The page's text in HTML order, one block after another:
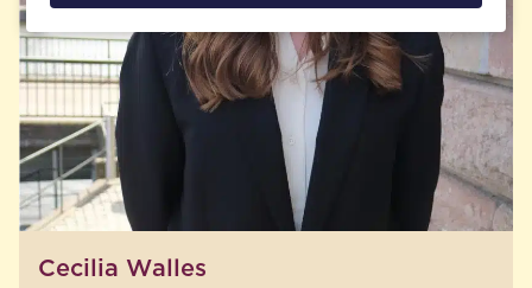
Cecilia Walles